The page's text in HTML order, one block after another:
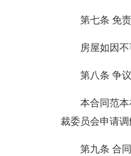
第七条 免
房屋如因
第八条 争
本合同范
裁委员会申请
第九条 合